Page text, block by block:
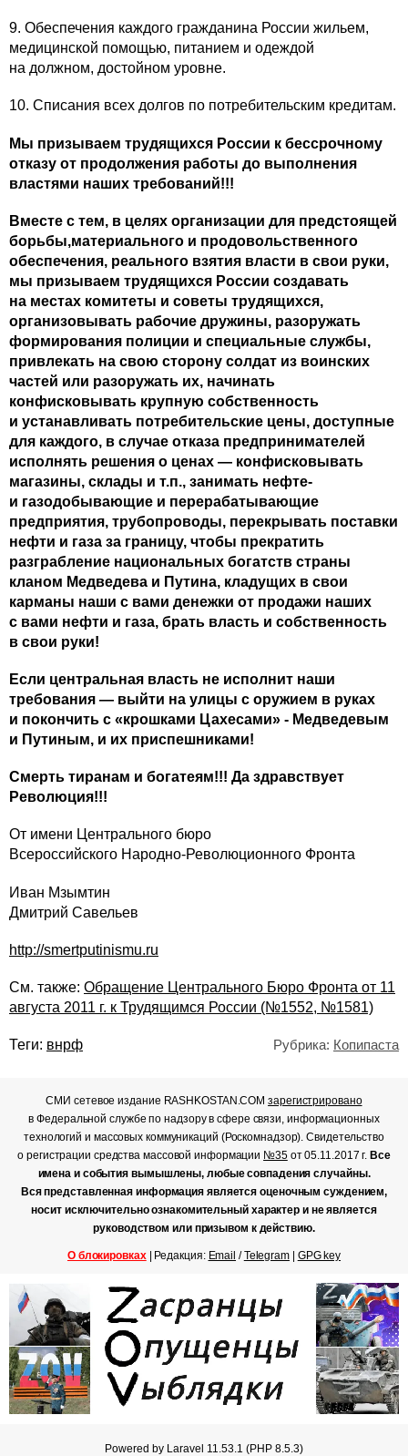
9. Обеспечения каждого гражданина России жильем,
медицинской помощью, питанием и одеждой
на должном, достойном уровне.
10. Списания всех долгов по потребительским кредитам.
Мы призываем трудящихся России к бессрочному
отказу от продолжения работы до выполнения
властями наших требований!!!
Вместе с тем, в целях организации для предстоящей
борьбы,материального и продовольственного
обеспечения, реального взятия власти в свои руки,
мы призываем трудящихся России создавать
на местах комитеты и советы трудящихся,
организовывать рабочие дружины, разоружать
формирования полиции и специальные службы,
привлекать на свою сторону солдат из воинских
частей или разоружать их, начинать
конфисковывать крупную собственность
и устанавливать потребительские цены, доступные
для каждого, в случае отказа предпринимателей
исполнять решения о ценах — конфисковывать
магазины, склады и т.п., занимать нефте-
и газодобывающие и перерабатывающие
предприятия, трубопроводы, перекрывать поставки
нефти и газа за границу, чтобы прекратить
разграбление национальных богатств страны
кланом Медведева и Путина, кладущих в свои
карманы наши с вами денежки от продажи наших
с вами нефти и газа, брать власть и собственность
в свои руки!
Если центральная власть не исполнит наши
требования — выйти на улицы с оружием в руках
и покончить с «крошками Цахесами» - Медведевым
и Путиным, и их приспешниками!
Смерть тиранам и богатеям!!! Да здравствует
Революция!!!
От имени Центрального бюро
Всероссийского Народно-Революционного Фронта
Иван Мзымтин
Дмитрий Савельев
http://smertputinismu.ru
См. также: Обращение Центрального Бюро Фронта от 11
августа 2011 г. к Трудящимся России (№1552, №1581)
Теги: внрф Рубрика: Копипаста
СМИ сетевое издание RASHKOSTAN.COMзарегистрировано
в Федеральной службе по надзору в сфере связи, информационных
технологий и массовых коммуникаций (Роскомнадзор). Свидетельство
о регистрации средства массовой информации №35от 05.11.2017 г.Все
имена и события вымышлены, любые совпадения случайны.
Вся представленная информация является оценочным суждением,
носит исключительно ознакомительный характер и не является
руководством или призывом к действию.
О блокировках| Редакция: Email /Telegram| GPG key
Powered by Laravel 11.53.1 (PHP 8.5.3)